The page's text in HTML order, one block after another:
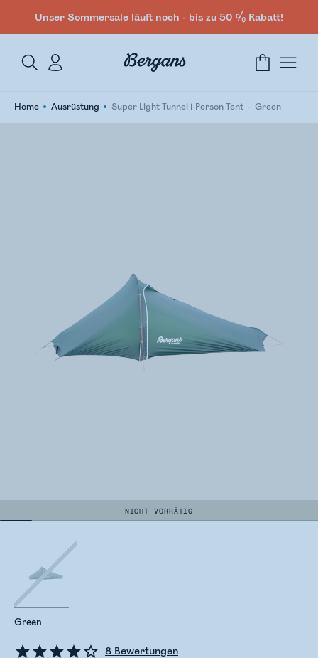
Unser Sommersale läuft noch - bis zu 50 % Rabatt!
Home Ausrüstung Super Light Tunnel 1-Person Tent Green
NICHT VORRÄTIG
8 Bewertungen
Green